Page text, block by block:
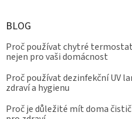
BLOG
Proč používat chytré
nejen pro vaši domácnost
Proč používat dezinfekční UV
zdraví a hygienu
Proč je důležité mít doma